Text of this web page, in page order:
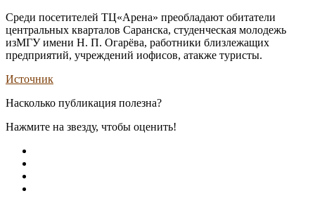
Среди посетителей ТЦ«Арена» преобладают обитатели
центральных кварталов Саранска, студенческая молодежь
изМГУ имени Н. П. Огарёва, работники близлежащих
предприятий, учреждений иофисов, атакже туристы.
Источник
Насколько публикация полезна?
Нажмите на звезду, чтобы оценить!